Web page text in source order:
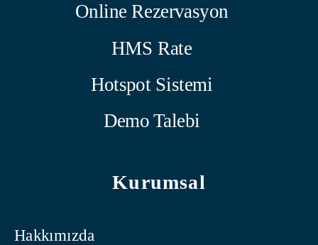
Online Rezervasyon
HMS Rate
Hotspot Sistemi
Demo Talebi
Kurumsal
Hakkımızda